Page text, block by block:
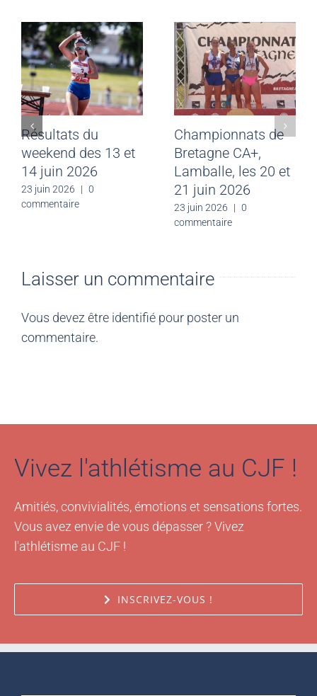
Résultats du
weekend des 13 et
14 juin 2026
23 juin 2026 | 0
commentaire
Championnats de
Bretagne CA+,
Lamballe, les 20 et
21 juin 2026
23 juin 2026 | 0
commentaire
Laisser un commentaire
Vous devez être identifié pour poster un
commentaire.
Vivez l'athlétisme au CJF !
Amitiés, convivialités, émotions et sensations fortes.
Vous avez envie de vous dépasser ? Vivez
l'athlétisme au CJF !
INSCRIVEZ-VOUS !